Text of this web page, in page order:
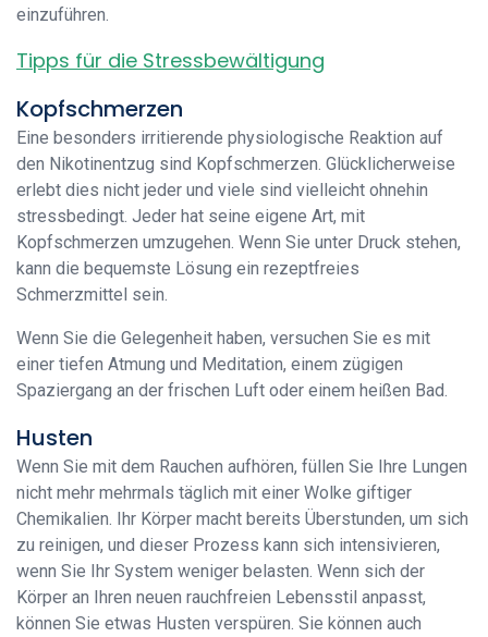
einzuführen.
Tipps für die Stressbewältigung
Kopfschmerzen
Eine besonders irritierende physiologische Reaktion auf
den Nikotinentzug sind Kopfschmerzen. Glücklicherweise
erlebt dies nicht jeder und viele sind vielleicht ohnehin
stressbedingt. Jeder hat seine eigene Art, mit
Kopfschmerzen umzugehen. Wenn Sie unter Druck stehen,
kann die bequemste Lösung ein rezeptfreies
Schmerzmittel sein.
Wenn Sie die Gelegenheit haben, versuchen Sie es mit
einer tiefen Atmung und Meditation, einem zügigen
Spaziergang an der frischen Luft oder einem heißen Bad.
Husten
Wenn Sie mit dem Rauchen aufhören, füllen Sie Ihre Lungen
nicht mehr mehrmals täglich mit einer Wolke giftiger
Chemikalien. Ihr Körper macht bereits Überstunden, um sich
zu reinigen, und dieser Prozess kann sich intensivieren,
wenn Sie Ihr System weniger belasten. Wenn sich der
Körper an Ihren neuen rauchfreien Lebensstil anpasst,
können Sie etwas Husten verspüren. Sie können auch